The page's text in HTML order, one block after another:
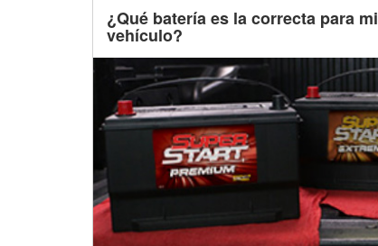
¿Qué batería es la correcta para mi
vehículo?